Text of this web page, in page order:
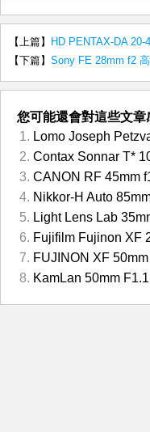
【上篇】
HD PENTAX-DA
【下篇】 Sony FE 28mm f2
您可能還會對這些文章
Lomo Joseph
Contax Sonnar T*
CANON RF 45mm
Nikkor-H Auto
Light Lens Lab
Fujifilm Fujinon XF
FUJINON XF
KamLan 50mm